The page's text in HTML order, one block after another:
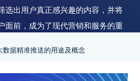
选出用户真正感兴趣的内容，并将
面前，成为了现代营销和服务的重
数据精准推送的用途及概念